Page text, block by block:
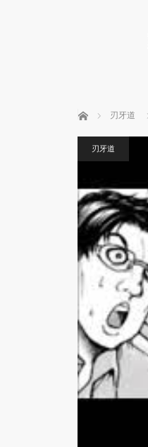
ホーム 刃牙道
刃牙道